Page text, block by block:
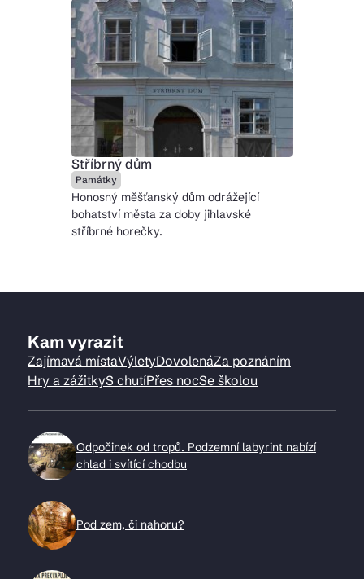
Stříbrný dům
Památky
Honosný měšťanský dům odrážející
bohatství města za doby jihlavské
stříbrné horečky.
Kam vyrazit
Zajímavá místaVýletyDovolenáZa poznáním
Hry a zážitkyS chutíPřes nocSe školou
Odpočinek od tropů. Podzemní labyrint nabízí
chlad i svítící chodbu
Pod zem, či nahoru?